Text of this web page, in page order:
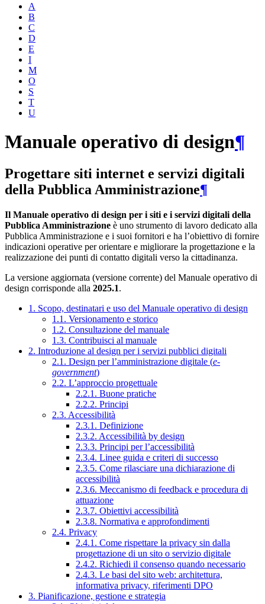
A
B
C
D
E
I
M
O
S
T
U
Manuale operativo di design¶
Progettare siti internet e servizi digitali
della Pubblica Amministrazione¶
Il Manuale operativo di design per i siti e i servizi digitali della
Pubblica Amministrazione è uno strumento di lavoro dedicato alla
Pubblica Amministrazione e i suoi fornitori e ha l’obiettivo di fornire
indicazioni operative per orientare e migliorare la progettazione e la
realizzazione dei punti di contatto digitali verso la cittadinanza.
La versione aggiornata (versione corrente) del Manuale operativo di
design corrisponde alla 2025.1.
1. Scopo, destinatari e uso del Manuale operativo di design
1.1. Versionamento e storico
1.2. Consultazione del manuale
1.3. Contribuisci al manuale
2. Introduzione al design per i servizi pubblici digitali
2.1. Design per l’amministrazione digitale (e-
government)
2.2. L’approccio progettuale
2.2.1. Buone pratiche
2.2.2. Principi
2.3. Accessibilità
2.3.1. Definizione
2.3.2. Accessibilità by design
2.3.3. Principi per l’accessibilità
2.3.4. Linee guida e criteri di successo
2.3.5. Come rilasciare una dichiarazione di
accessibilità
2.3.6. Meccanismo di feedback e procedura di
attuazione
2.3.7. Obiettivi accessibilità
2.3.8. Normativa e approfondimenti
2.4. Privacy
2.4.1. Come rispettare la privacy sin dalla
progettazione di un sito o servizio digitale
2.4.2. Richiedi il consenso quando necessario
2.4.3. Le basi del sito web: architettura,
informativa privacy, riferimenti DPO
3. Pianificazione, gestione e strategia